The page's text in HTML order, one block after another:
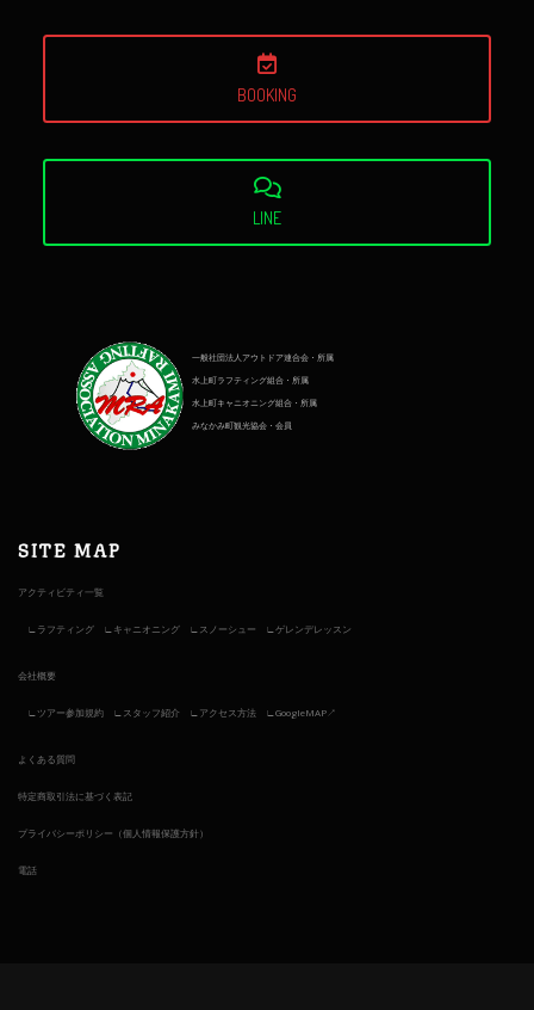
BOOKING
LINE
一般社団法人アウトドア連合会・所属
水上町ラフティング組合・所属
水上町キャニオニング組合・所属
みなかみ町観光協会・会員
SITE MAP
アクティビティ一覧
ラフティング キャニオニング スノーシュー ゲレンデレッスン
会社概要
ツアー参加規約 スタッフ紹介 アクセス方法 GoogleMAP↗︎
よくある質問
特定商取引法に基づく表記
プライバシーポリシー（個人情報保護方針）
電話